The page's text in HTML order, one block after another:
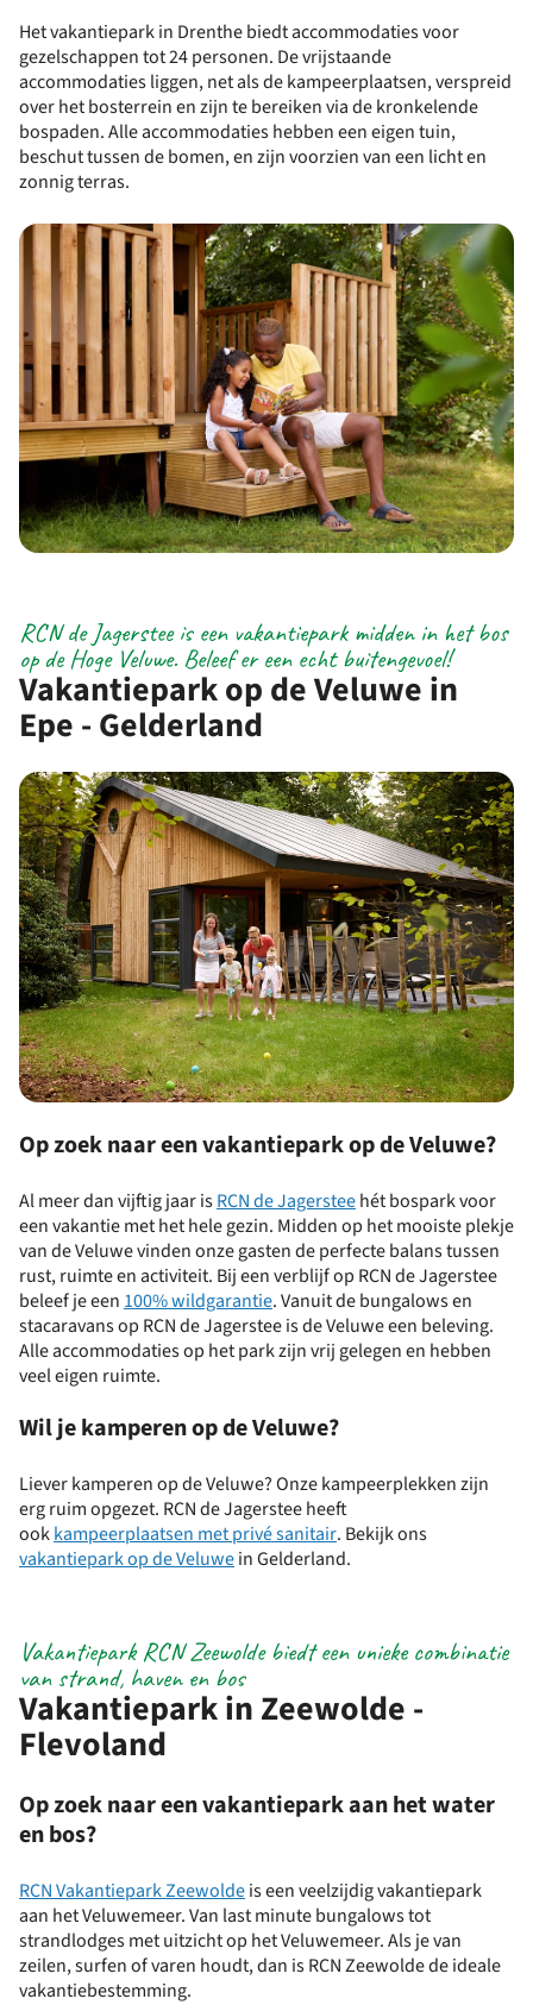
Het vakantiepark in Drenthe biedt accommodaties voor
gezelschappen tot 24 personen. De vrijstaande
accommodaties liggen, net als de kampeerplaatsen, verspreid
over het bosterrein en zijn te bereiken via de kronkelende
bospaden. Alle accommodaties hebben een eigen tuin,
beschut tussen de bomen, en zijn voorzien van een licht en
zonnig terras.
Vakantiepark op de Veluwe in
Epe - Gelderland
RCN de Jagerstee is een vakantiepark midden in het bos
op de Hoge Veluwe. Beleef er een echt buitengevoel!
Op zoek naar een vakantiepark op de Veluwe?
Al meer dan vijftig jaar isRCN de Jagersteehét bospark voor
een vakantie met het hele gezin. Midden op het mooiste plekje
van de Veluwe vinden onze gasten de perfecte balans tussen
rust, ruimte en activiteit. Bij een verblijf op RCN de Jagerstee
beleef je een 100% wildgarantie. Vanuit de bungalows en
stacaravans op RCN de Jagerstee is de Veluwe een beleving.
Alle accommodaties op het park zijn vrij gelegen en hebben
veel eigen ruimte.
Wil je kamperen op de Veluwe?
Liever kamperen op de Veluwe? Onze kampeerplekken zijn
erg ruim opgezet. RCN de Jagerstee heeft
ookkampeerplaatsen met privé sanitair. Bekijk ons
vakantiepark op de Veluwein Gelderland.
Vakantiepark in Zeewolde -
Flevoland
Vakantiepark RCN Zeewolde biedt een unieke combinatie
van strand, haven en bos
Op zoek naar een vakantiepark aan het water
en bos?
RCN Vakantiepark Zeewoldeis een veelzijdig vakantiepark
aan het Veluwemeer. Van last minute bungalows tot
strandlodges met uitzicht op het Veluwemeer. Als je van
zeilen, surfen of varen houdt, dan is RCN Zeewolde de ideale
vakantiebestemming.